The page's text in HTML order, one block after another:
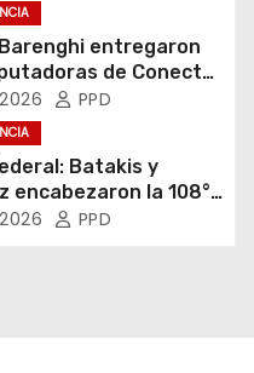
entregaron
de Conectar
PPD
Batakis y
encabezaron la 108°
del CNVPPD